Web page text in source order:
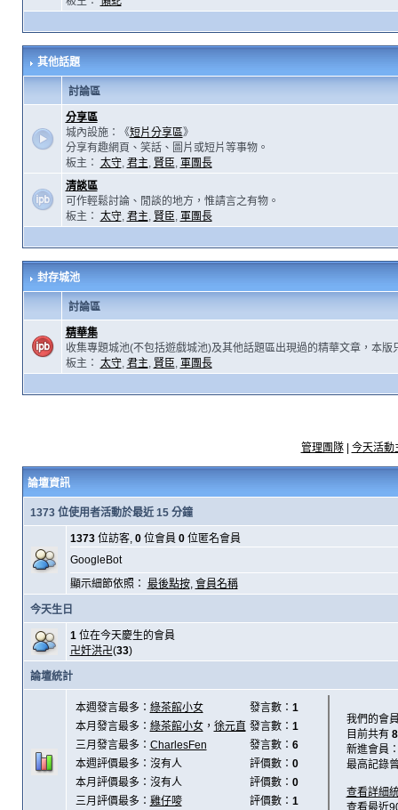
其他話題
討論區
分享區
城內設施：《短片分享區》
分享有趣網頁、笑話、圖片或短片等事物。
板主： 太守, 君主, 賢臣, 軍團長
清談區
可作輕鬆討論、閒談的地方，惟請言之有物。
板主： 太守, 君主, 賢臣, 軍團長
封存城池
討論區
精華集
收集專題城池(不包括遊戲城池)及其他話題區出現過的精華文章，本版
板主： 太守, 君主, 賢臣, 軍團長
管理團隊| 今天活動
論壇資訊
1373 位使用者活動於最近 15 分鐘
1373位訪客, 0位會員 0位匿名會員
GoogleBot
顯示細節依照： 最後點按, 會員名稱
今天生日
1位在今天慶生的會員
卍奸洪卍(33)
論壇統計
本週發言最多： 綠茶館小女 發言數： 1
本月發言最多： 綠茶館小女， 徐元直 發言數： 1
三月發言最多： CharlesFen 發言數： 6
本週評價最多：沒有人
評價數： 0
本月評價最多：沒有人
評價數： 0
三月評價最多： 雞仔嘜 評價數： 1
我們的會
目前共有
新進會員
最高記錄
查看詳細
查看最近